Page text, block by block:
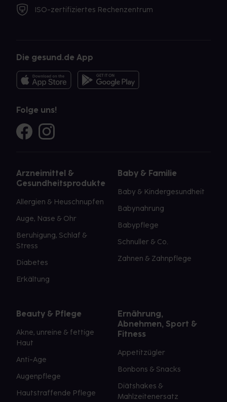
ISO-zertifiziertes Rechenzentrum
Die gesund.de App
Folge uns!
Arzneimittel &
Gesundheitsprodukte
Allergien & Heuschnupfen
Auge, Nase & Ohr
Beruhigung, Schlaf &
Stress
Diabetes
Erkältung
Baby & Familie
Baby & Kindergesundheit
Babynahrung
Babypflege
Schnuller & Co.
Zahnen & Zahnpflege
Beauty & Pflege
Akne, unreine & fettige
Haut
Anti-Age
Augenpflege
Hautstraffende Pflege
Ernährung,
Abnehmen, Sport &
Fitness
Appetitzügler
Bonbons & Snacks
Diätshakes &
Mahlzeitenersatz